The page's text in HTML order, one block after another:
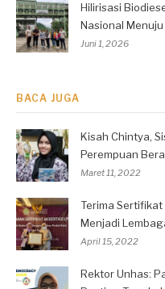
Hilirisasi
Nasional
Juni 1, 2026
BACA JUGA
Kisah Chintya,
Perempuan
Maret 11, 2022
Terima Sertifikat
Menjadi
April 15, 2022
Rektor Unhas: